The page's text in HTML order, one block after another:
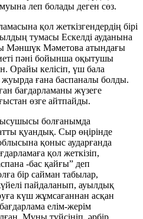
леп болады деген сөз.
қол жеткізгендердің бірі
тумасы Ескелді ауданына
Мәншүк Мәметова атындағы
пәні бойынша оқытушы
Орайы келісіп, үш бала
ғана баспаналы болды.
бағдарламаны жүзеге
өзге айтпайды.
болғанымда
қуандық. Сыр өңірінде
қоныс аударғанда
қол жеткізіп,
-бас қайғы” деп
бір сайман табылар,
пайдаланып, ауылдық
күш жұмсағаннан асқан
елім-жерім